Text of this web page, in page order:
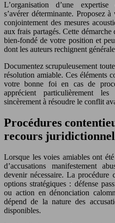
L’organisation d’une
s’avérer déterminante. Proposez
conjointement des mesures
aux frais partagés. Cette
bien-fondé de votre position et
dont les auteurs rechignent
Documentez scrupuleusement
résolution amiable. Ces éléments
votre bonne foi en cas de
apprécient particulièrement
sincèrement à résoudre le conflit
Procédures
recours
Lorsque les voies amiables ont
d’accusations manifestement
devenir nécessaire. La procédure
options stratégiques : défense
ou action en dénonciation
dépend de la nature des
disponibles.